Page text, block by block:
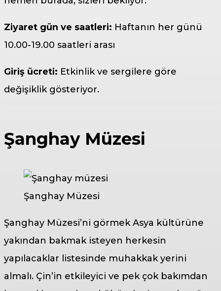
Ziyaret gün ve saatleri: Haftanın her günü
10.00-19.00 saatleri arası
Giriş ücreti: Etkinlik ve sergilere göre
değişiklik gösteriyor.
Şanghay Müzesi
Şanghay Müzesi
Şanghay Müzesi’ni görmek Asya kültürüne
yakından bakmak isteyen herkesin
yapılacaklar listesinde muhakkak yerini
almalı. Çin’in etkileyici ve pek çok bakımdan